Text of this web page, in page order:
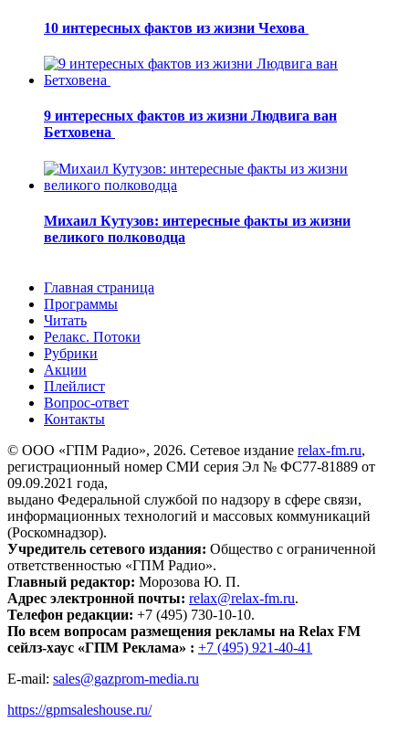
10 интересных фактов из жизни Чехова
9 интересных фактов из жизни Людвига ван
Бетховена
Михаил Кутузов: интересные факты из жизни
великого полководца
Главная страница
Программы
Читать
Релакс. Потоки
Рубрики
Акции
Плейлист
Вопрос-ответ
Контакты
© ООО «ГПМ Радио», 2026. Сетевое издание relax-fm.ru,
регистрационный номер СМИ серия Эл № ФС77-81889 от
09.09.2021 года,
выдано Федеральной службой по надзору в сфере связи,
информационных технологий и массовых коммуникаций
(Роскомнадзор).
Учредитель сетевого издания: Общество с ограниченной
ответственностью «ГПМ Радио».
Главный редактор: Морозова Ю. П.
Адрес электронной почты: relax@relax-fm.ru.
Телефон редакции: +7 (495) 730-10-10.
По всем вопросам размещения рекламы на Relax FM
сейлз-хаус «ГПМ Реклама» : +7 (495) 921-40-41
E-mail: sales@gazprom-media.ru
https://gpmsaleshouse.ru/